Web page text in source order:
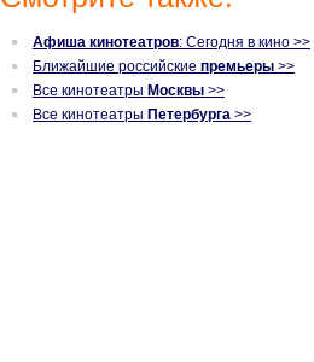
Афиша кинотеатров: Сегодня в кино >>
Ближайшие российские премьеры >>
Все кинотеатры Москвы >>
Все кинотеатры Петербурга >>